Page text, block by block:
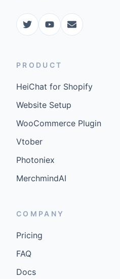
PRODUCT
HeiChat for Shopify
Website Setup
WooCommerce Plugin
Vtober
Photoniex
MerchmindAI
COMPANY
Pricing
FAQ
Docs